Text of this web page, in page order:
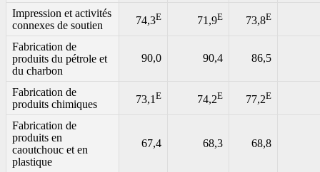
Impression et activités
connexes de soutien
74,3E 71,9E 73,8E
Fabrication de
produits du pétrole et
du charbon
90,0 90,4 86,5
Fabrication de
produits chimiques
73,1E 74,2E 77,2E
Fabrication de
produits en
caoutchouc et en
plastique
67,4 68,3 68,8